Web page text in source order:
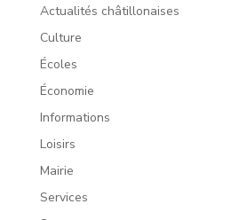
Actualités châtillonaises
Culture
Écoles
Économie
Informations
Loisirs
Mairie
Services